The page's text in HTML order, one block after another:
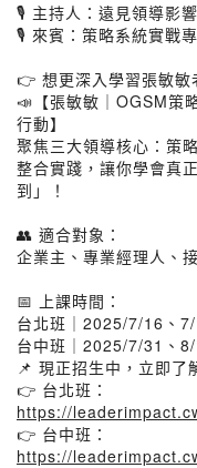
🎙 主持人：遠見領導影
🎙 來賓：策略系統實戰
👉 想更深入學習張敏敏
📣【張敏敏｜OGSM
行動】
聚焦三大領導核心：策
整合實踐，讓你學會真
到」！
👥 適合對象：
企業主、專業經理人、
📅 上課時間：
台北班｜2025/7/16、
台中班｜2025/7/31、
📌 現正招生中，立即了
👉 台北班：
https://
👉 台中班：
https://